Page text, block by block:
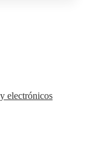
electrónicos